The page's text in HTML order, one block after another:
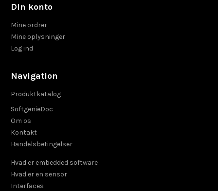
Din konto
Mine ordrer
Mine oplysninger
Log ind
Navigation
Produktkatalog
SoftgenieDoc
Om os
Kontakt
Handelsbetingelser
Hvad er embedded software
Hvad er en sensor
Interfaces